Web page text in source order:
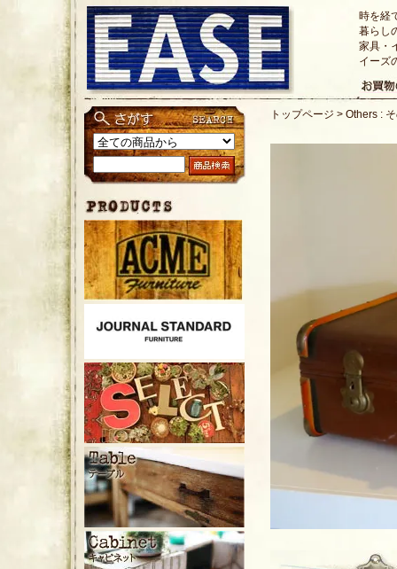
時を経
暮らし
家具・
イーズ
トップページ > Others :